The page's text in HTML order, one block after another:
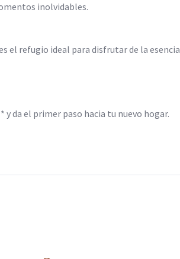
inolvidables.
el refugio ideal para disfrutar de la esencia
da el primer paso hacia tu nuevo hogar.